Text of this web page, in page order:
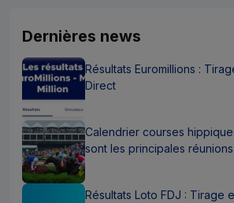
Dernières news
Résultats Euromillions :
Direct
Calendrier courses
sont les principales réunions
Résultats Loto FDJ : Tirage